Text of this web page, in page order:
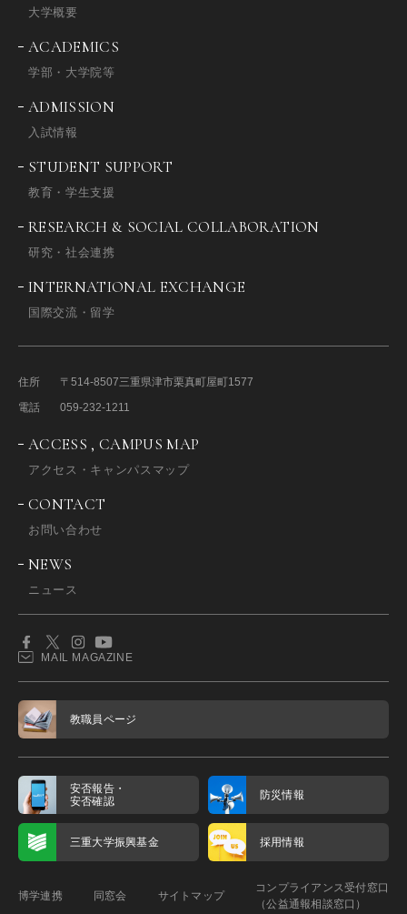
大学概要
ACADEMICS
学部・大学院等
ADMISSION
入試情報
STUDENT SUPPORT
教育・学生支援
RESEARCH & SOCIAL COLLABORATION
研究・社会連携
INTERNATIONAL EXCHANGE
国際交流・留学
住所 〒514-8507三重県津市栗真町屋町1577
電話
059-232-1211
ACCESS , CAMPUS MAP
アクセス・キャンパスマップ
CONTACT
お問い合わせ
NEWS
ニュース
MAIL MAGAZINE
教職員ページ
安否報告・
安否確認
防災情報
三重大学振興基金 採用情報
博学連携 同窓会 サイトマップ
コンプライアンス受付窓口
（公益通報相談窓口）